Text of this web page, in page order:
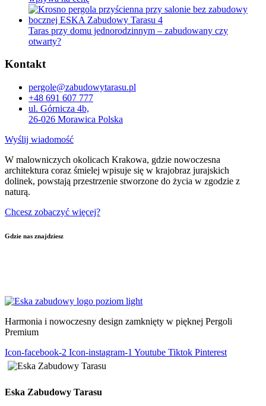
Taras przy domu jednorodzinnym – zabudowany czy
otwarty?
Kontakt
pergole@zabudowytarasu.pl
+48 691 607 777
ul. Górnicza 4b,
26-026 Morawica Polska
Wyślij wiadomość
W malowniczych okolicach Krakowa, gdzie nowoczesna
architektura coraz śmielej wpisuje się w krajobraz jurajskich
dolinek, powstają przestrzenie stworzone do życia w zgodzie z
naturą.
Chcesz zobaczyć więcej?
Gdzie nas znajdziesz
Harmonia i nowoczesny design zamknięty w pięknej Pergoli
Premium
Icon-facebook-2 Icon-instagram-1 Youtube Tiktok Pinterest
Eska Zabudowy Tarasu